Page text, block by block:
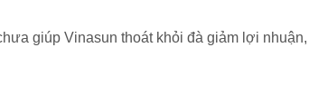
giúp Vinasun thoát khỏi đà giảm lợi